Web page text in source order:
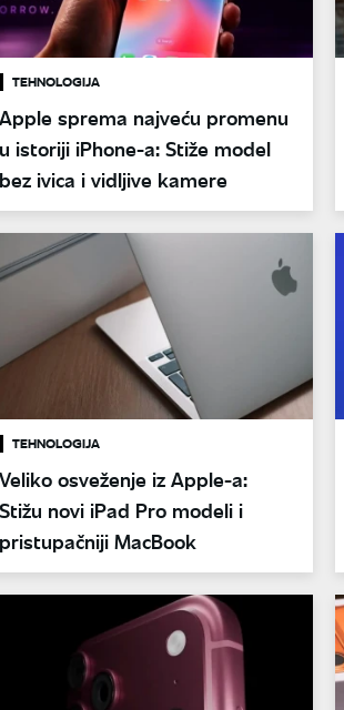
TEHNOLOGIJA
Apple sprema najveću promenu
u istoriji iPhone-a: Stiže model
bez ivica i vidljive kamere
TEHNOLOGIJA
Veliko osveženje iz Apple-a:
Stižu novi iPad Pro modeli i
pristupačniji MacBook